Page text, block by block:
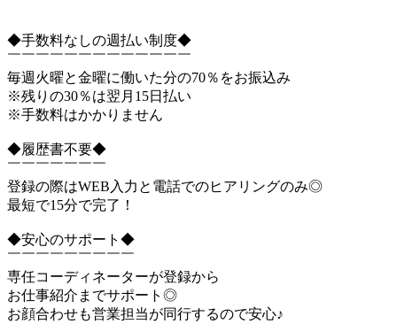
◆手数料なしの週払い制度◆
￣￣￣￣￣￣￣￣￣￣￣￣￣
毎週火曜と金曜に働いた分の70％をお振込み
※残りの30％は翌月15日払い
※手数料はかかりません
◆履歴書不要◆
￣￣￣￣￣￣￣
登録の際はWEB入力と電話でのヒアリングのみ◎
最短で15分で完了！
◆安心のサポート◆
￣￣￣￣￣￣￣￣￣
専任コーディネーターが登録から
お仕事紹介までサポート◎
お顔合わせも営業担当が同行するので安心♪